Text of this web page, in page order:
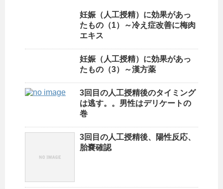
妊娠（人工授精）に効果があっ
たもの（1）～冷え症改善に梅肉
エキス
妊娠（人工授精）に効果があっ
たもの（3）～漢方薬
3回目の人工授精後のタイミング
は逃す。。男性はデリケートの
巻
3回目の人工授精後、陽性反応、
胎嚢確認